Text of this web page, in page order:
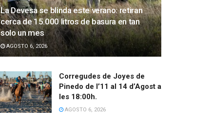
La Devesa se blinda este verano: retiran
cerca de 15.000 litros de basura en tan
solo un mes
AGOSTO 6, 2026
Corregudes de Joyes de
Pinedo de l’11 al 14 d’Agost a
les 18:00h.
AGOSTO 6, 2026